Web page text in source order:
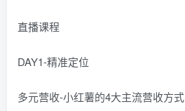
直播课程
DAY1-精准定位
多元营收-小红薯的4大主流营收方式